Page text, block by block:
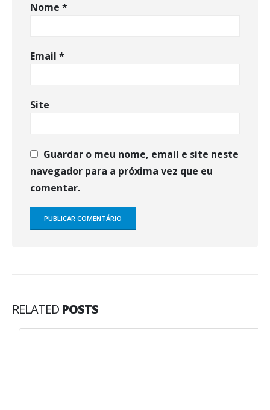
Nome *
Email *
Site
Guardar o meu nome, email e site neste
navegador para a próxima vez que eu
comentar.
RELATED POSTS